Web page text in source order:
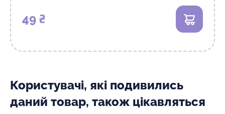
49 ₴ В кошик
Користувачі, які подивились
даний товар, також цікавляться